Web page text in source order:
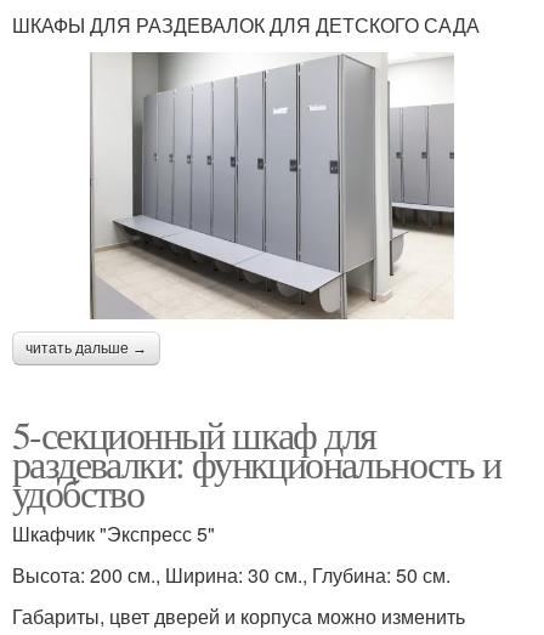
ШКАФЫ ДЛЯ РАЗДЕВАЛОК ДЛЯ ДЕТСКОГО САДА
читать дальше →
5-секционный шкаф для
раздевалки: функциональность и
удобство
Шкафчик "Экспресс 5"
Высота: 200 см., Ширина: 30 см., Глубина: 50 см.
Габариты, цвет дверей и корпуса можно изменить